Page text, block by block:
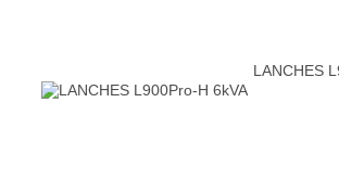
LANCHES